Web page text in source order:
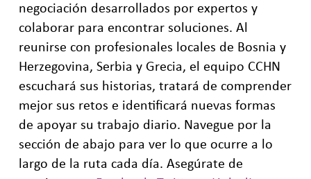
negociación desarrollados por expertos y
colaborar para encontrar soluciones. Al
reunirse con profesionales locales de Bosnia y
Herzegovina, Serbia y Grecia, el equipo CCHN
escuchará sus historias, tratará de comprender
mejor sus retos e identificará nuevas formas
de apoyar su trabajo diario. Navegue por la
sección de abajo para ver lo que ocurre a lo
largo de la ruta cada día. Asegúrate de